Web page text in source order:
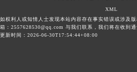
XML
如权利人或知情人士发现本站内容存在事实错误或涉及
箱：2557628530@qq.com 与我们联系，我们将在收到
更新时间：2026-06-30T17:54:44+08:00